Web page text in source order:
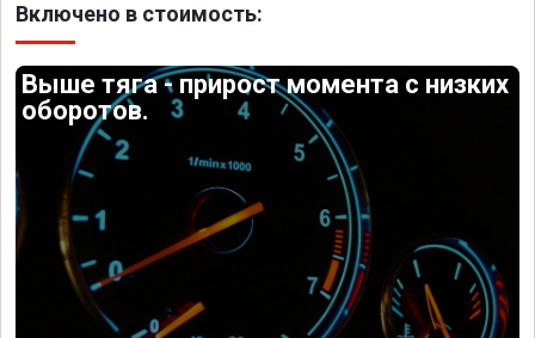
Включено в стоимость:
Выше тяга - прирост момента с низких
оборотов.